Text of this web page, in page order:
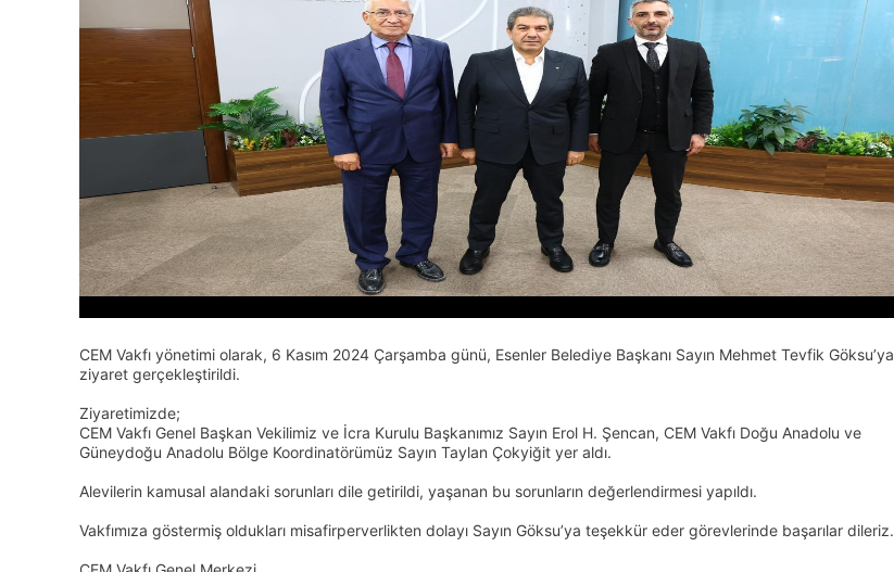
CEM Vakfı yönetimi olarak, 6 Kasım 2024 Çarşamba günü, Esenler Belediye Başkanı Sayın Mehmet Tevfik Göksu’ya
ziyaret gerçekleştirildi.
Ziyaretimizde;
CEM Vakfı Genel Başkan Vekilimiz ve İcra Kurulu Başkanımız Sayın Erol H. Şencan, CEM Vakfı Doğu Anadolu ve
Güneydoğu Anadolu Bölge Koordinatörümüz Sayın Taylan Çokyiğit yer aldı.
Alevilerin kamusal alandaki sorunları dile getirildi, yaşanan bu sorunların değerlendirmesi yapıldı.
Vakfımıza göstermiş oldukları misafirperverlikten dolayı Sayın Göksu’ya teşekkür eder görevlerinde başarılar dileriz.